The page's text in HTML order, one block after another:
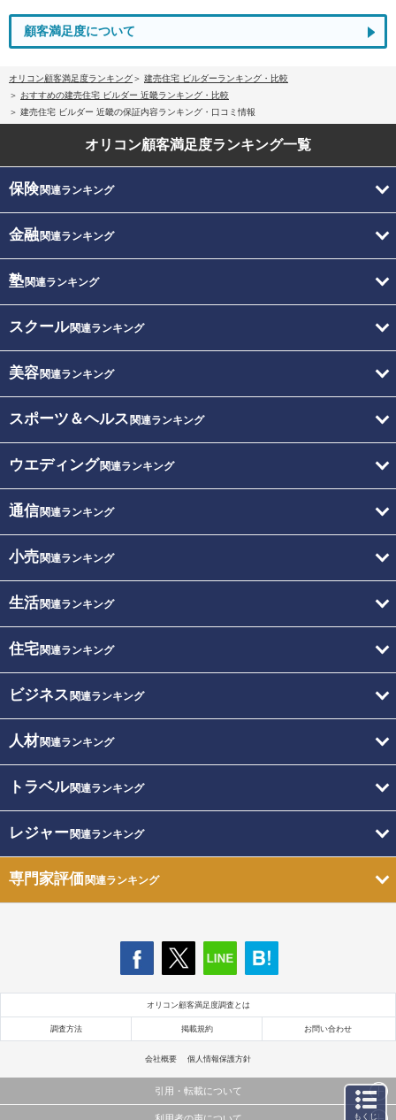
顧客満足度について
オリコン顧客満足度ランキング
建売住宅 ビルダーランキング・比較
おすすめの建売住宅 ビルダー 近畿ランキング・比較
建売住宅 ビルダー 近畿の保証内容ランキング・口コミ情報
オリコン顧客満足度ランキング一覧
保険関連ランキング
金融関連ランキング
塾関連ランキング
スクール関連ランキング
美容関連ランキング
スポーツ＆ヘルス 関連ランキング
ウエディング関連ランキング
通信関連ランキング
小売関連ランキング
生活関連ランキング
住宅関連ランキング
ビジネス 関連ランキング
人材関連ランキング
トラベル関連ランキング
レジャー関連ランキング
専門家評価関連ランキング
オリコン顧客満足度調査とは
調査方法 掲載規約 お問い合わせ
会社概要 個人情報保護方針
引用・転載について
もくじ